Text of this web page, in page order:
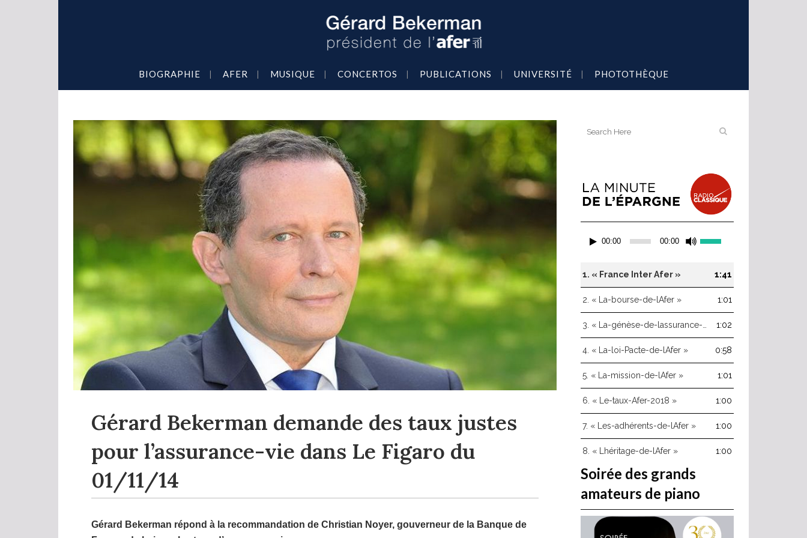
BIOGRAPHIE AFER MUSIQUE CONCERTOS PUBLICATIONS UNIVERSITÉ PHOTOTHÈQUE
Gérard Bekerman demande des taux justes
pour l’assurance-vie dans Le Figaro du
01/11/14
Gérard Bekerman répond à la recommandation de Christian Noyer, gouverneur de la Banque de
audio
00:00 00:00
les
haut/bas
pour
augmenter
ou
diminuer
le
volume.
1. « France Inter Afer » 1:41
2. « La-bourse-de-lAfer » 1:01
3. « La-génèse-de-lassurance-vie » 1:02
4. « La-loi-Pacte-de-lAfer » 0:58
5. « La-mission-de-lAfer » 1:01
6. « Le-taux-Afer-2018 » 1:00
7. « Les-adhérents-de-lAfer » 1:00
8. « Lhéritage-de-lAfer » 1:00
Soirée des grands
amateurs de piano